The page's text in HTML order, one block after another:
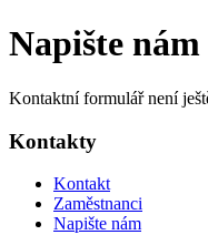
Napište nám
Kontaktní formulář není
Kontakty
Kontakt
Zaměstnanci
Napište nám